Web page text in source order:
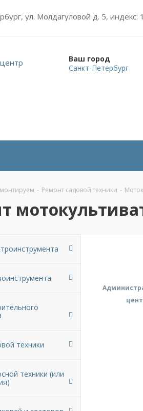
ул. Молдагуловой д. 5, индекс:
Ваш город
Санкт-Петербург
- Ремонт садовой техники -
техники
техники (или